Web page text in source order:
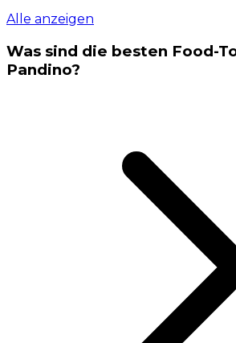
Alle anzeigen
Was sind die besten Food-
Pandino?